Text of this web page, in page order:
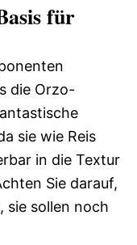
für
die Orzo-
sie wie Reis
in die Textur
Sie darauf,
sie sollen noch